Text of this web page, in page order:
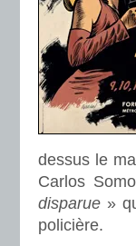
dessus le
Carlos
disparue »
policière.